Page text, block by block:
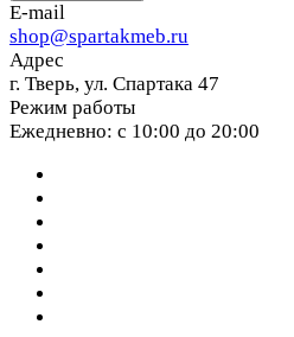
E-mail
shop@spartakmeb.ru
Адрес
г. Тверь, ул. Спартака 47
Режим работы
Ежедневно: с 10:00 до 20:00